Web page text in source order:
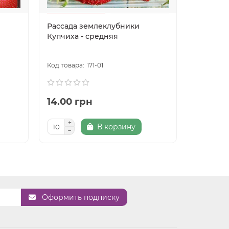
Рассада землеклубники
Купчиха - средняя
171-01
14.00 грн
В корзину
Оформить подписку